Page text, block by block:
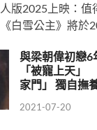
版2025上映：值
白雪公主》將於
與梁朝偉初戀6
「被寵上天
家門」 獨自撫
2021-07-20